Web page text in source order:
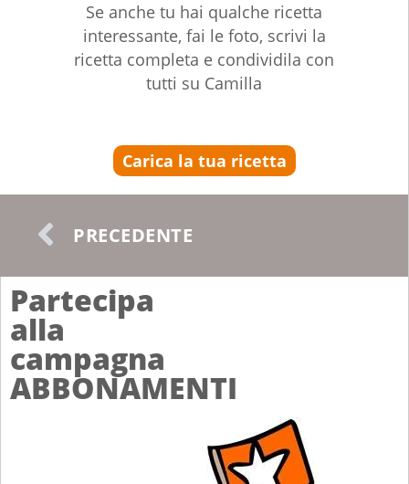
Partecipa
alla
campagna
ABBONAMENTI
Se anche tu hai qualche ricetta
interessante, fai le foto, scrivi la
ricetta completa e condividila con
tutti su Camilla
Carica la tua ricetta
PRECEDENTE